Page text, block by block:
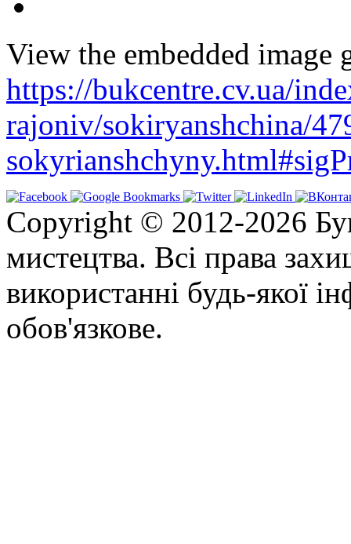
View the embedded image
https://bukcentre.cv.ua/
rajoniv/sokiryanshchina/
Copyright © 2012-2026
мистецтва. Всі права
використанні будь-якої
обов'язкове.